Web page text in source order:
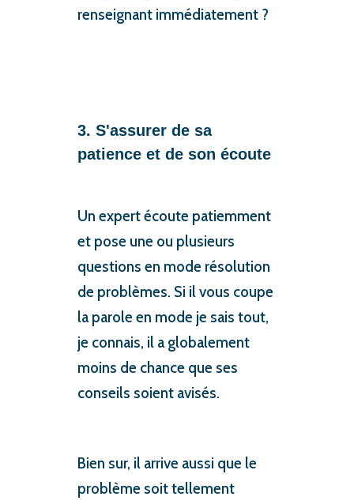
renseignant immédiatement ?
3. S'assurer de sa
patience et de son écoute
Un expert écoute patiemment
et pose une ou plusieurs
questions en mode résolution
de problèmes. Si il vous coupe
la parole en mode je sais tout,
je connais, il a globalement
moins de chance que ses
conseils soient avisés.
Bien sur, il arrive aussi que le
problème soit tellement